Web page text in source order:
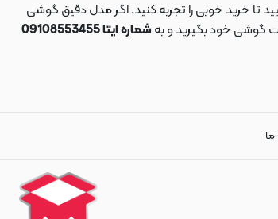
تا خرید خوبی را تجربه کنید. اگر مدل دقیق گوشی
گوشی خود بگیرید و به شماره ایتا 09108553455